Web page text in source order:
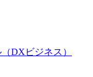
DXビジネス）